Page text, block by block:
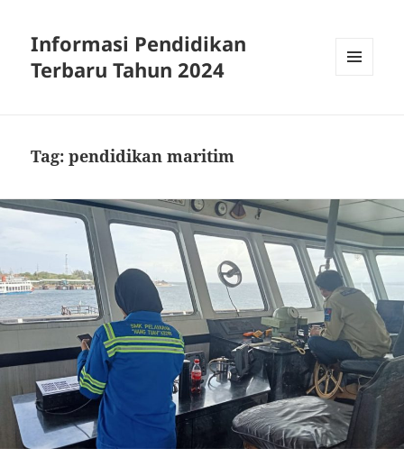
Informasi Pendidikan
Terbaru Tahun 2024
Tag:pendidikan maritim